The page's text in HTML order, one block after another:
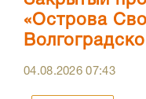
«Острова
04.08.202607:43